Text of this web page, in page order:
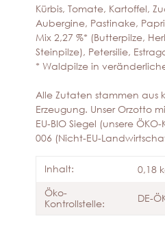
Kürbis, Tomate, Kartoffel,
Aubergine, Pastinake,
Mix 2,27 %* (Butterpilze,
Steinpilze), Petersilie,
* Waldpilze in
Alle Zutaten stammen aus
Erzeugung. Unser Orzotto
EU-BIO Siegel (unsere
006 (Nicht-EU-
Inhalt:
0,18
Öko-
Kontrollstelle:
DE-